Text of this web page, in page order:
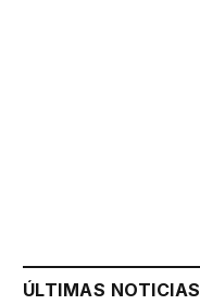
ÚLTIMAS NOTICIAS